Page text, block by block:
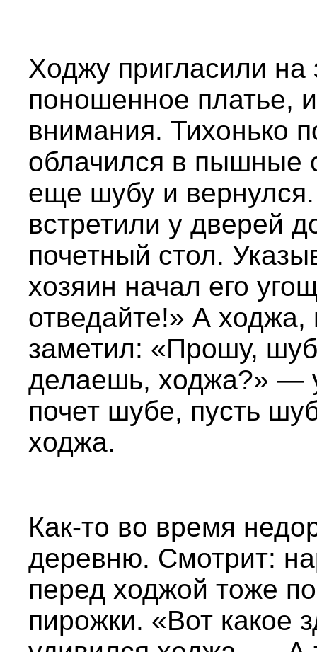
Ходжу пригласили
поношенное платье,
внимания. Тихонько
облачился в пышные
еще шубу и
встретили у дверей
почетный стол.
хозяин начал его
отведайте!» А ходжа,
заметил: «Прошу,
делаешь, ходжа?» —
почет шубе, пусть
ходжа.
Как-то во время
деревню. Смотрит:
перед ходжой тоже
пирожки. «Вот какое